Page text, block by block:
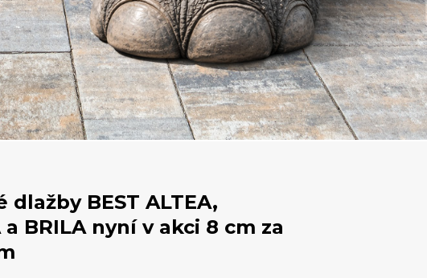
dlažby BEST ALTEA,
a BRILA nyní v akci 8 cm za